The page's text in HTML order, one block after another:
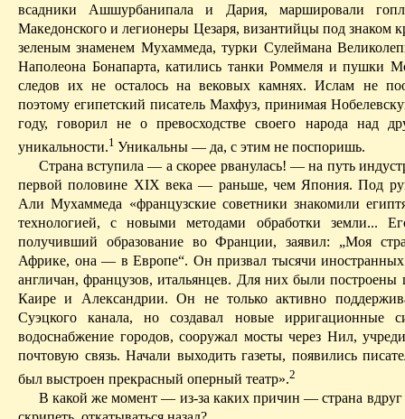
всадники Ашшурбанипала и Дария, маршировали
Македонского и легионеры Цезаря, византийцы под знаком
зеленым знаменем Мухаммеда, турки Сулеймана
Наполеона Бонапарта, катились танкиРоммеля и пушки
следов их не осталось на вековых камнях. Ислам не
поэтому египетский писатель Махфуз, принимая
году, говорил не о превосходстве своего народа над
уникальности.1 Уникальны — да, с этим не поспоришь.
Страна вступила — а скорее рванулась! — на путь
первой половине XIX века — раньше, чем Япония. Под
Али Мухаммеда «французские советники знакомили
технологией, с новыми методами обработки земли...
получивший образование во Франции, заявил: „Моя
Африке, она — в Европе“. Он призвал тысячи
англичан, французов, итальянцев. Для них были построены
Каире и Александрии. Он не только активно
Суэцкого канала, но создавал новые ирригационные
водоснабжение городов, сооружал мосты через Нил,
почтовую связь. Начали выходить газеты, появились
был выстроен прекрасный оперный театр».2
В какой жемомент — из-за каких причин — страна вдруг